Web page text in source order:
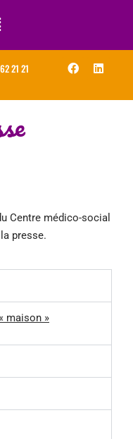
21 21
Centre médico-social
presse.
maison »